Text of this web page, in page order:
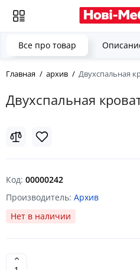
Главная архив Двухспальная
Двухспальная
Все про товар
Код: 00000242
Производитель: Архив
Нет в наличии